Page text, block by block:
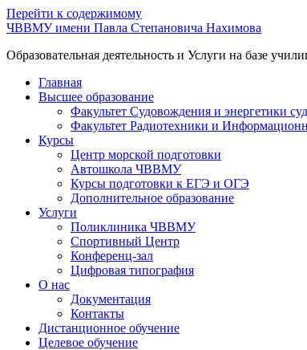
Перейти к содержимому
ЧВВМУ имени Павла Степановича Нахимова
Образовательная деятельность и Услуги на базе
Главная
Высшее образование
Факультет Судовождения и энергетики
Факультет Радиотехники и
Курсы
Центр морской подготовки
Автошкола ЧВВМУ
Курсы подготовки к ЕГЭ и ОГЭ
Дополнительное образование
Услуги
Поликлиника ЧВВМУ
Спортивный Центр
Конференц-зал
Цифровая типография
О нас
Документация
Контакты
Дистанционное обучение
Целевое обучение